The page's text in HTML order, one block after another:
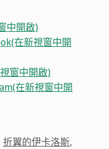
中開啟)
在新視窗中開
窗中開啟)
在新視窗中開
折翼的伊卡洛斯,